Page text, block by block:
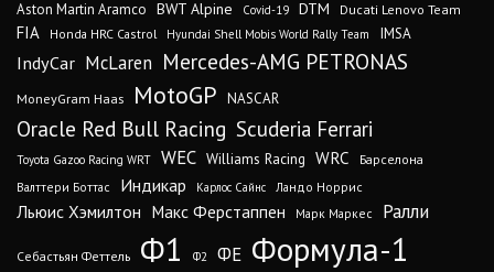
Aston Martin Aramco BWT Alpine Covid-19 DTM Ducati Lenovo Team
FIA Honda HRC Castrol Hyundai Shell Mobis World Rally Team IMSA
IndyCar McLaren Mercedes-AMG PETRONAS
MoneyGram Haas MotoGP NASCAR
Oracle Red Bull Racing Scuderia Ferrari
Toyota Gazoo Racing WRT WEC Williams Racing WRC
Барселона
Валттери Боттас
Индикар Карлос Сайнс Ландо Норрис
Льюис Хэмилтон Макс Ферстаппен Марк Маркес Ралли
Себастьян Феттель Ф1 Ф2 ФЕ Формула-1